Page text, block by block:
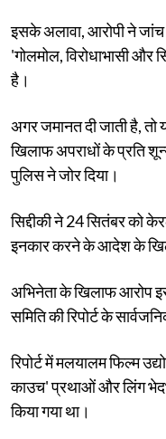
इसके अलावा, आरोपी ने
'गोलमोल, विरोधाभासी और
है।
अगर जमानत दी जाती है,
खिलाफ अपराधों के प्रति
पुलिस ने जोर दिया।
सिद्दीकी ने 24 सितंबर को
इनकार करने के आदेश के
अभिनेता के खिलाफ आरोप
समिति की रिपोर्ट के
रिपोर्ट में मलयालम फिल्म
काउच' प्रथाओं और लिंग
किया गया था।